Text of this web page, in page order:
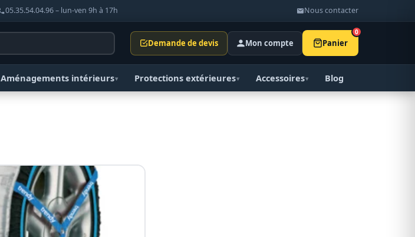
05.35.54.04.96 – lun-ven 9h à 17h Nous contacter
Demande de devis Mon compte Panier
0
Aménagements intérieurs▾ Protections extérieures▾ Accessoires▾ Blog